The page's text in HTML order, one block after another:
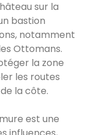
sur la
bastion
notamment
Ottomans.
la zone
les routes
la côte.
est une